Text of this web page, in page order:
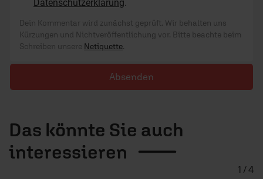
Datenschutzerklärung.
Dein Kommentar wird zunächst geprüft. Wir behalten uns
Kürzungen und Nichtveröffentlichung vor. Bitte beachte beim
Schreiben unsere Netiquette.
Absenden
Das könnte Sie auch
interessieren
1 / 4